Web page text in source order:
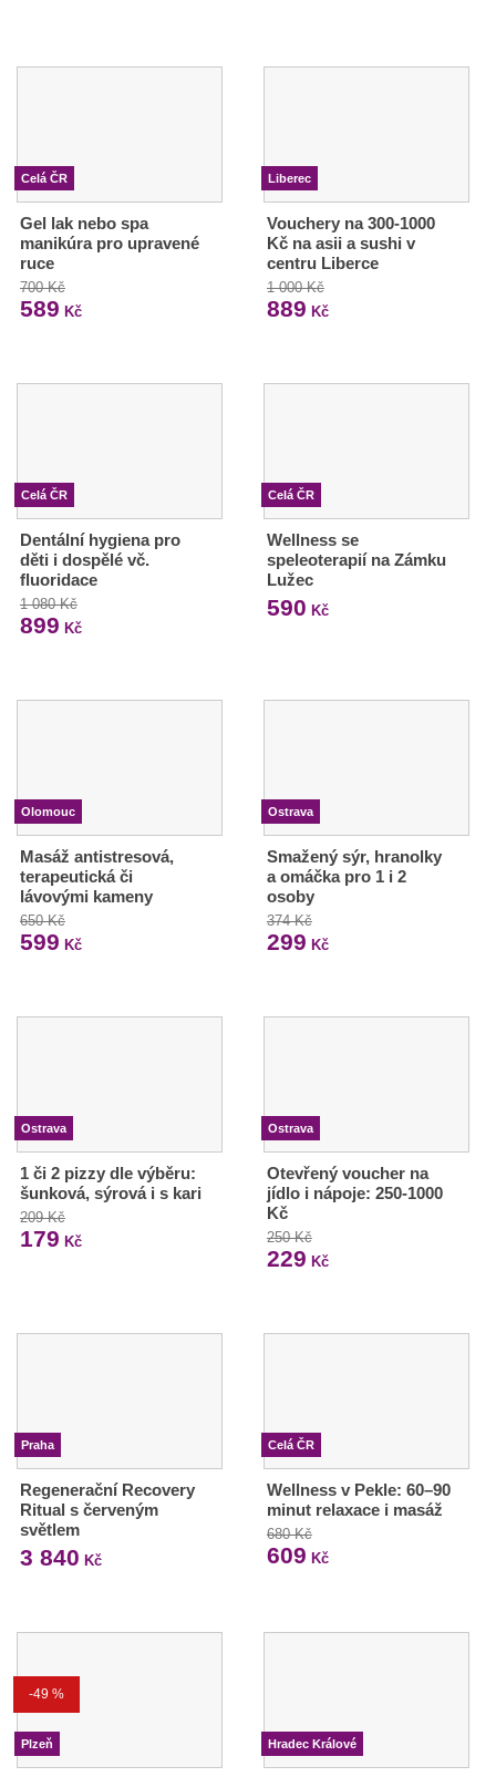
Celá ČR
Gel lak nebo spa
manikúra pro upravené
ruce
700 Kč
589 Kč
Liberec
Vouchery na 300-1000
Kč na asii a sushi v
centru Liberce
1 000 Kč
889 Kč
Celá ČR
Dentální hygiena pro
děti i dospělé vč.
fluoridace
1 080 Kč
899 Kč
Celá ČR
Wellness se
speleoterapií na Zámku
Lužec
590 Kč
Olomouc
Masáž antistresová,
terapeutická či
lávovými kameny
650 Kč
599 Kč
Ostrava
Smažený sýr, hranolky
a omáčka pro 1 i 2
osoby
374 Kč
299 Kč
Ostrava
1 či 2 pizzy dle výběru:
šunková, sýrová i s kari
209 Kč
179 Kč
Ostrava
Otevřený voucher na
jídlo i nápoje: 250-1000
Kč
250 Kč
229 Kč
Praha
Regenerační Recovery
Ritual s červeným
světlem
3 840 Kč
Celá ČR
Wellness v Pekle: 60–90
minut relaxace i masáž
680 Kč
609 Kč
-49 %
Plzeň Hradec Králové